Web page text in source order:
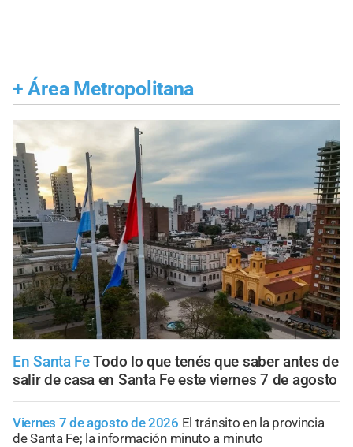
+ Área Metropolitana
En Santa FeTodo lo que tenés que saber antes de
salir de casa en Santa Fe este viernes 7 de agosto
Viernes 7 de agosto de 2026 El tránsito en la provincia
de Santa Fe; la información minuto a minuto